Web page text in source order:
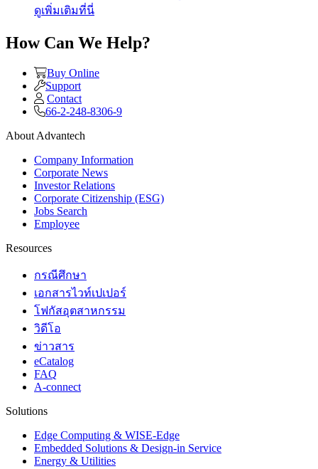
ดูเพิ่มเติมที่นี่
How Can We Help?
Buy Online
Support
Contact
66-2-248-8306-9
About Advantech
Company Information
Corporate News
Investor Relations
Corporate Citizenship (ESG)
Jobs Search
Employee
Resources
กรณีศึกษา
เอกสารไวท์เปเปอร์
โฟกัสอุตสาหกรรม
วิดีโอ
ข่าวสาร
eCatalog
FAQ
A-connect
Solutions
Edge Computing & WISE-Edge
Embedded Solutions & Design-in Service
Energy & Utilities